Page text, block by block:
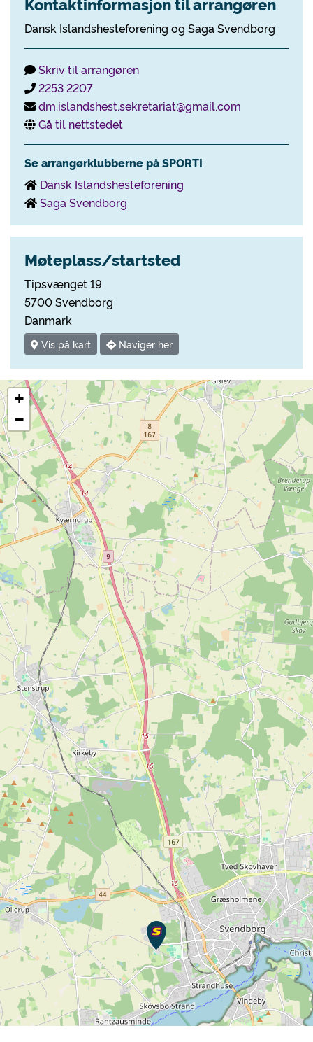
Dansk Islandshesteforening og Saga Svendborg
Skriv til arrangøren
2253 2207
dm.islandshest.sekretariat@gmail.com
Gå til nettstedet
Se arrangørklubberne på SPORTI
Dansk Islandshesteforening
Saga Svendborg
Møteplass/startsted
Tipsvænget 19
5700 Svendborg
Danmark
Vis på kart Naviger her
+
−